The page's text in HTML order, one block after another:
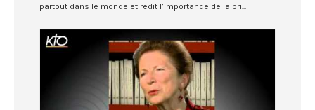
partout dans le monde et redit l’importance de la pri...